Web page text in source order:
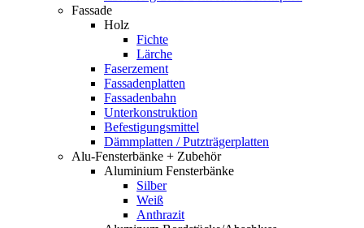
Fassade
Holz
Fichte
Lärche
Faserzement
Fassadenplatten
Fassadenbahn
Unterkonstruktion
Befestigungsmittel
Dämmplatten / Putzträgerplatten
Alu-Fensterbänke + Zubehör
Aluminium Fensterbänke
Silber
Weiß
Anthrazit